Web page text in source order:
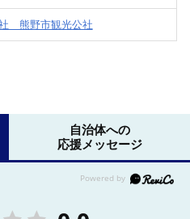
熊野市観光公社
自治体への
応援メッセージ